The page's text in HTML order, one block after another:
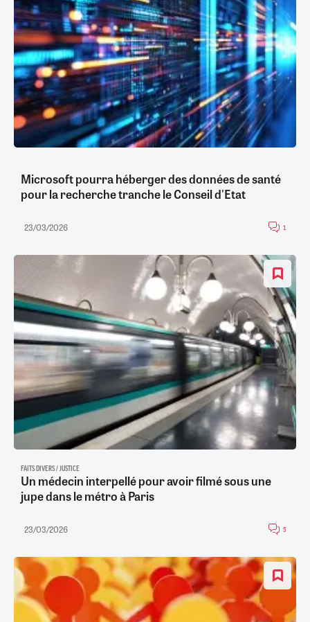
Microsoft pourra héberger des données de santé
pour la recherche tranche le Conseil d'Etat
23/03/2026 1
FAITS DIVERS / JUSTICE
Un médecin interpellé pour avoir filmé sous une
jupe dans le métro à Paris
23/03/2026 5